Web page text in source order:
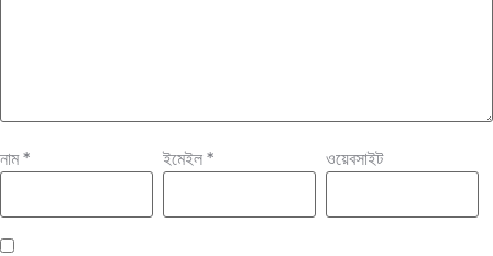
নাম* ইমেইল * ওয়েবসাইট